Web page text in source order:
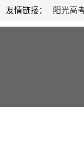
友情链接： 阳光高